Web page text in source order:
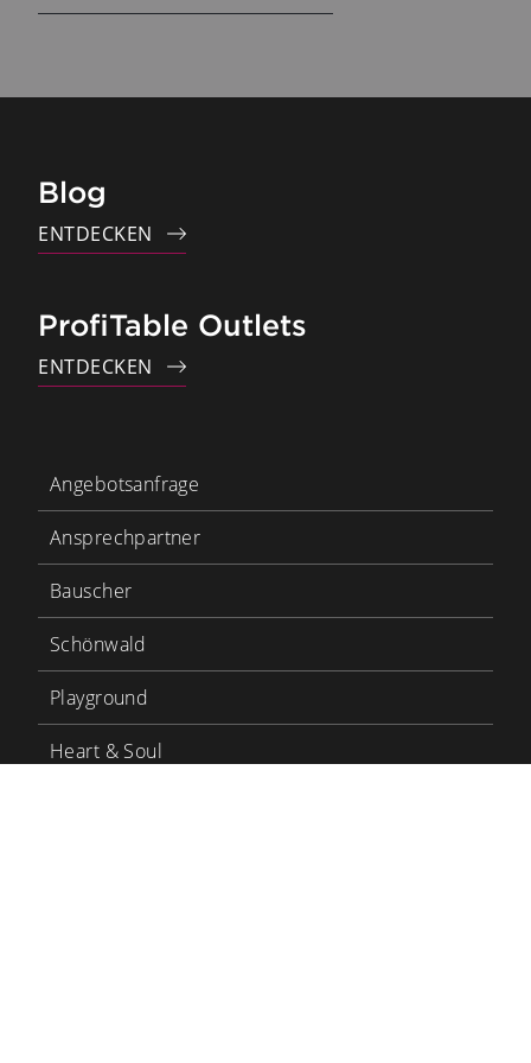
Blog
ENTDECKEN
ProfiTable Outlets
ENTDECKEN
Angebotsanfrage
Ansprechpartner
Bauscher
Schönwald
Playground
Heart & Soul